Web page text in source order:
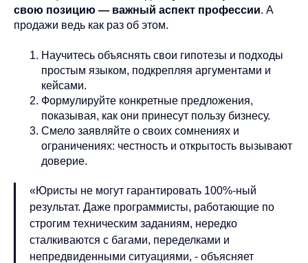
свою позицию — важный аспект профессии. А
продажи ведь как раз об этом.
Научитесь объяснять свои гипотезы и подходы
простым языком, подкрепляя аргументами и
кейсами.
Формулируйте конкретные предложения,
показывая, как они принесут пользу бизнесу.
Смело заявляйте о своих сомнениях и
ограничениях: честность и открытость вызывают
доверие.
«Юристы не могут гарантировать 100%-ный
результат. Даже программисты, работающие по
строгим техническим заданиям, нередко
сталкиваются с багами, переделками и
непредвиденными ситуациями, - объясняет